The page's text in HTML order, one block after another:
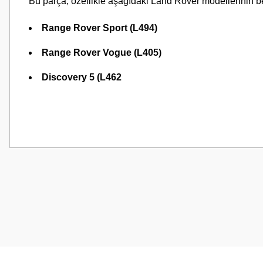
Range Rover Sport (L494)
Range Rover Vogue (L405)
Discovery 5 (L462
Görüş ve önerileriniz için teşekkür ederiz.